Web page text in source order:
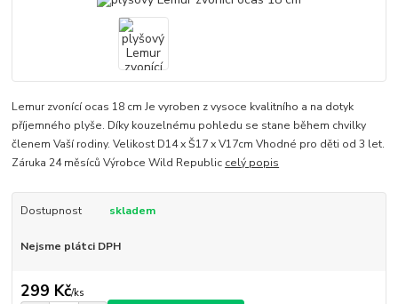
Lemur zvonící ocas 18 cm Je vyroben z vysoce kvalitního a na dotyk
příjemného plyše. Díky kouzelnému pohledu se stane během chvilky
členem Vaší rodiny. Velikost D14 x Š17 x V17cm Vhodné pro děti od 3 let.
Záruka 24 měsíců Výrobce Wild Republic celý popis
Dostupnost skladem
Nejsme plátci DPH
299 Kč/ks